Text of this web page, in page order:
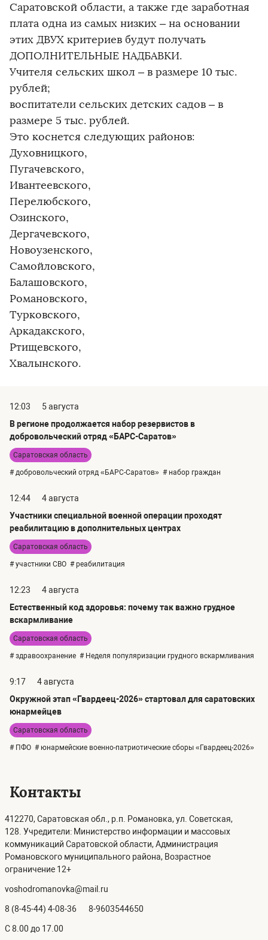
Саратовской области, а также где заработная
плата одна из самых низких – на основании
этих ДВУХ критериев будут получать
ДОПОЛНИТЕЛЬНЫЕ НАДБАВКИ.
Учителя сельских школ – в размере 10 тыс.
рублей;
воспитатели сельских детских садов – в
размере 5 тыс. рублей.
Это коснется следующих районов:
Духовницкого,
Пугачевского,
Ивантеевского,
Перелюбского,
Озинского,
Дергачевского,
Новоузенского,
Самойловского,
Балашовского,
Романовского,
Турковского,
Аркадакского,
Ртищевского,
Хвалынского.
12:03
5 августа
В регионе продолжается набор резервистов в
добровольческий отряд «БАРС-Саратов»
Саратовская область
# добровольческий отряд «БАРС-Саратов» # набор граждан
12:44
4 августа
Участники специальной военной операции проходят
реабилитацию в дополнительных центрах
Саратовская область
# участники СВО # реабилитация
12:23
4 августа
Естественный код здоровья: почему так важно грудное
вскармливание
Саратовская область
# здравоохранение # Неделя популяризации грудного вскармливания
9:17
4 августа
Окружной этап «Гвардеец-2026» стартовал для саратовских
юнармейцев
Саратовская область
# ПФО # юнармейские военно-патриотические сборы «Гвардеец-2026»
Контакты
412270, Саратовская обл., р.п. Романовка, ул. Советская,
128. Учредители: Министерство информации и массовых
коммуникаций Саратовской области, Администрация
Романовского муниципального района, Возрастное
ограничение 12+
voshodromanovka@mail.ru
8 (8-45-44) 4-08-36 8-9603544650
C 8.00 до 17.00